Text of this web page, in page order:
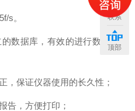
s。
数据库，有效的进行数据存储
，保证仪器使用的长久性；
告，方便打印；
联系
顶部